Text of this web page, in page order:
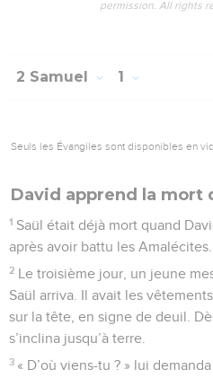
permission. All rights
2 Samuel 1
Seuls les Évangiles sont disponibles en
David apprend la mort
1 Saül était déjà mort quand
après avoir battu les
2 Le troisième jour, un jeune
Saül arriva. Il avait les
sur la tête, en signe de deuil.
s’inclina jusqu’à terre.
3 « D’où viens-tu ? » lui